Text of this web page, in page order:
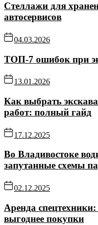
Стеллажи для
автосервисов
04.03.2026
ТОП-7 ошибок при
13.01.2026
Как выбрать
работ: полный гайд
17.12.2025
Во Владивостоке
запутанные схемы
02.12.2025
Аренда
выгоднее покупки